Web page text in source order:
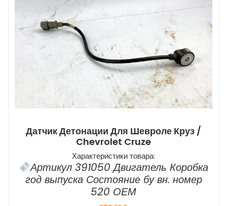
Датчик Детонации Для Шевроле Круз /
Chevrolet Cruze
Характеристики товара:
Артикул 391050 Двигатель Коробка
год выпуска Состояние бу вн. номер
520 ОЕМ